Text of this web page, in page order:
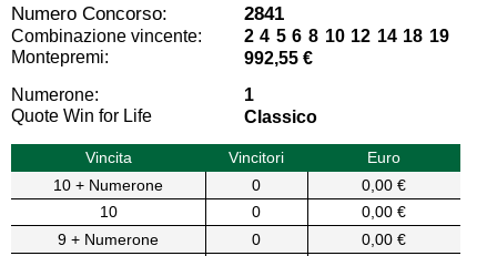
Numero Concorso: 2841
Combinazione vincente:
2 4 5 6 8 10 12 14 18 19
Montepremi:
992,55 €
Numerone:
1
Quote Win for Life
Classico
Vincita Vincitori
Euro
10 + Numerone
0
0,00 €
10
0
0,00 €
9 + Numerone
0
0,00 €